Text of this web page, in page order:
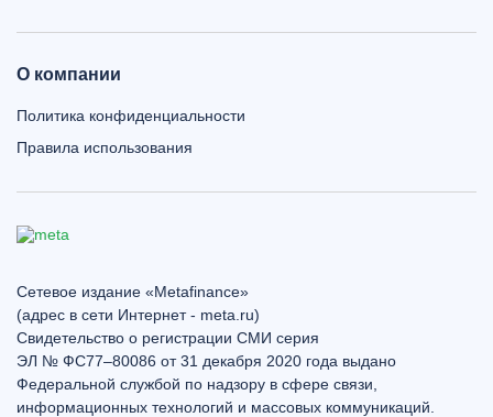
О компании
Политика конфиденциальности
Правила использования
Сетевое издание «Metafinance»
(адрес в сети Интернет - meta.ru)
Свидетельство о регистрации СМИ серия
ЭЛ № ФС77–80086 от 31 декабря 2020 года выдано
Федеральной службой по надзору в сфере связи,
информационных технологий и массовых коммуникаций.